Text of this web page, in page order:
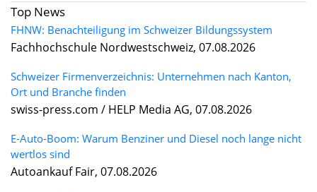
Top News
FHNW: Benachteiligung im Schweizer Bildungssystem
Fachhochschule Nordwestschweiz, 07.08.2026
Schweizer Firmenverzeichnis: Unternehmen nach Kanton,
Ort und Branche finden
swiss-press.com / HELP Media AG, 07.08.2026
E-Auto-Boom: Warum Benziner und Diesel noch lange nicht
wertlos sind
Autoankauf Fair, 07.08.2026